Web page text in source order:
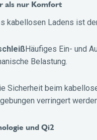
als nur Komfort
kabellosen Ladens ist
Häufiges Ein- und
Belastung.
Sicherheit beim
verringert
und Qi2